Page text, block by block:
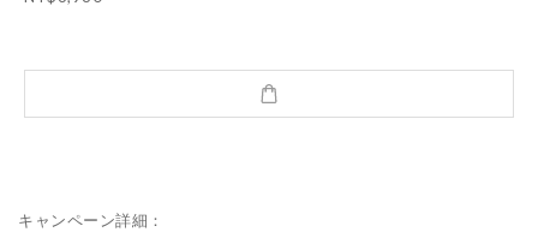
キャンペーン詳細：